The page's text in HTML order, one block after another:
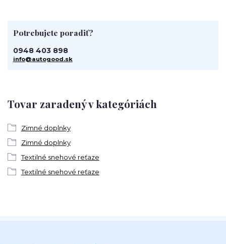
Tovar zaradený v kategóriách
Zimné doplnky
Zimné doplnky
Textilné snehové reťaze
Textilné snehové reťaze
Potrebujete poradiť?
0948 403 898
info@autogood.sk